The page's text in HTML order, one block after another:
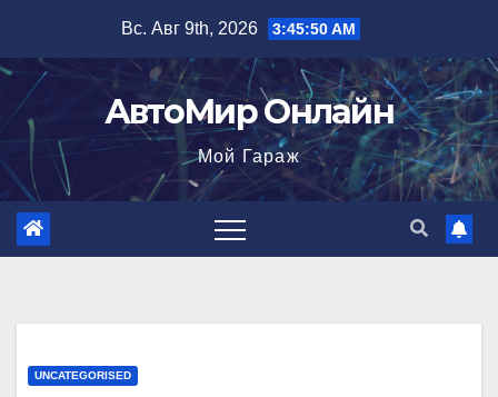
содержимому
Вс. Авг 9th, 2026 3:45:51 AM
АвтоМир Онлайн
Мой Гараж
UNCATEGORISED